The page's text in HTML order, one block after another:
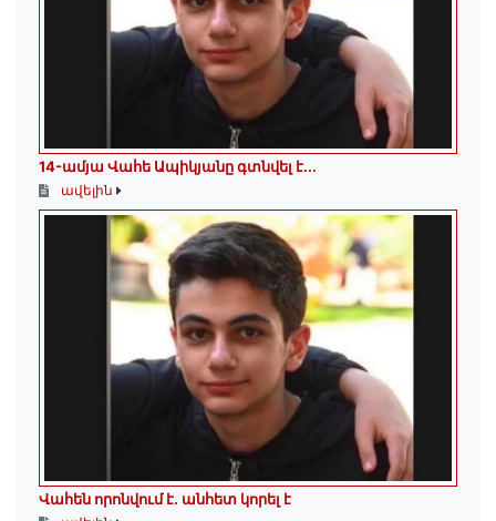
14-ամյա Վահե Ապիկյանը գտնվել է...
ավելին
Վահեն որոնվում է․ անհետ կորել է